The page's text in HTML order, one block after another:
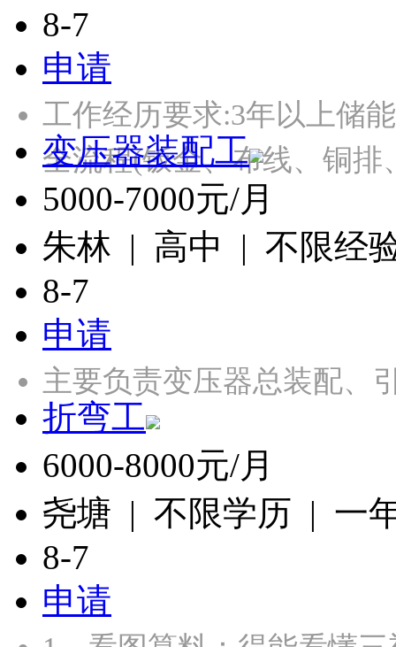
8-7
申请
工作经历要求:3年以上储
全流程(钣金、布线、铜
变压器装配工
5000-7000元/月
朱林 | 高中 | 不限经
8-7
申请
主要负责变压器总装配
折弯工
6000-8000元/月
尧塘 | 不限学历 | 一
8-7
申请